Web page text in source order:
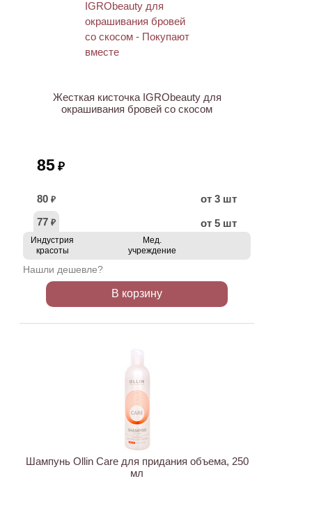
Жесткая кисточка IGRObeauty для
окрашивания бровей со скосом
85 ₽
80 ₽
от 3 шт
77 ₽ от 5 шт
Индустрия
красоты
Мед.
учреждение
Нашли дешевле?
В корзину
Шампунь Ollin Care для придания объема, 250
мл